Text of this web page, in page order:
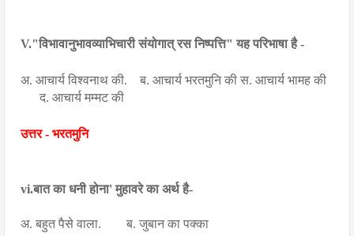
V."विभावानुभावव्याभिचारी संयोगात् रस निष्पत्ति" यह परिभाषा है -
अ. आचार्य विश्वनाथ की.    ब. आचार्य भरतमुनि की स. आचार्य भामह की
द. आचार्य मम्मट की
उत्तर - भरतमुनि
vi.बात का धनी होना' मुहावरे का अर्थ है-
अ. बहुत पैसे वाला.        ब. जुबान का पक्का